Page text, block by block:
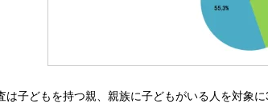
は子どもを持つ親、親族に子どもがいる人を対象